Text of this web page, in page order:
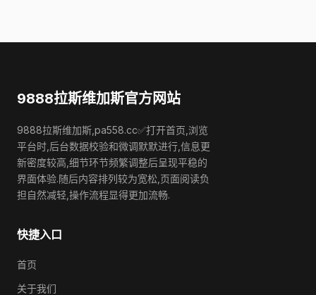
9888拉斯维加斯官方网站
9888拉斯维加斯,pa558.cc✅打开首页,浏览
平台时,后台数据校验和微调默默进行,信息更
新密度较高,细节环节频繁调整后呈现平稳的
界面体验.随后内容排列较为宽松,页面阅读负
担自然减轻,操作流程显得更加流畅.
快捷入口
首页
关于我们